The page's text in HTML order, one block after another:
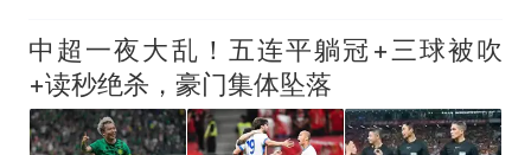
中超一夜大乱！五连平躺冠+三球被吹
+读秒绝杀，豪门集体坠落